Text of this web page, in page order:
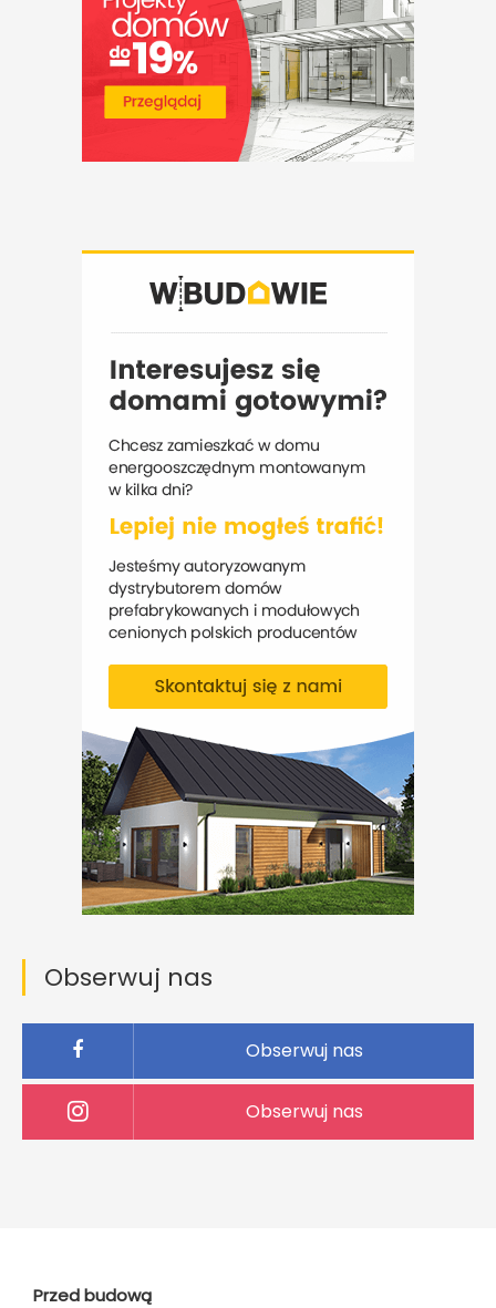
Obserwuj nas
Obserwuj nas
Obserwuj nas
Przed budową